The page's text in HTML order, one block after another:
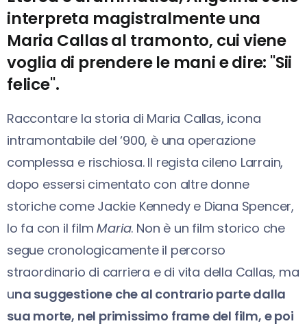
interpreta magistralmente una
Maria Callas al tramonto, cui viene
voglia di prendere le mani e dire: "Sii
felice".
Raccontare la storia di Maria Callas, icona
intramontabile del ‘900, è una operazione
complessa e rischiosa. Il regista cileno Larrain,
dopo essersi cimentato con altre donne
storiche come Jackie Kennedy e Diana Spencer,
lo fa con il filmMaria. Non è un film storico che
segue cronologicamente il percorso
straordinario di carriera e di vita della Callas, ma
una suggestione che al contrario parte dalla
sua morte, nel primissimo frame del film, e poi